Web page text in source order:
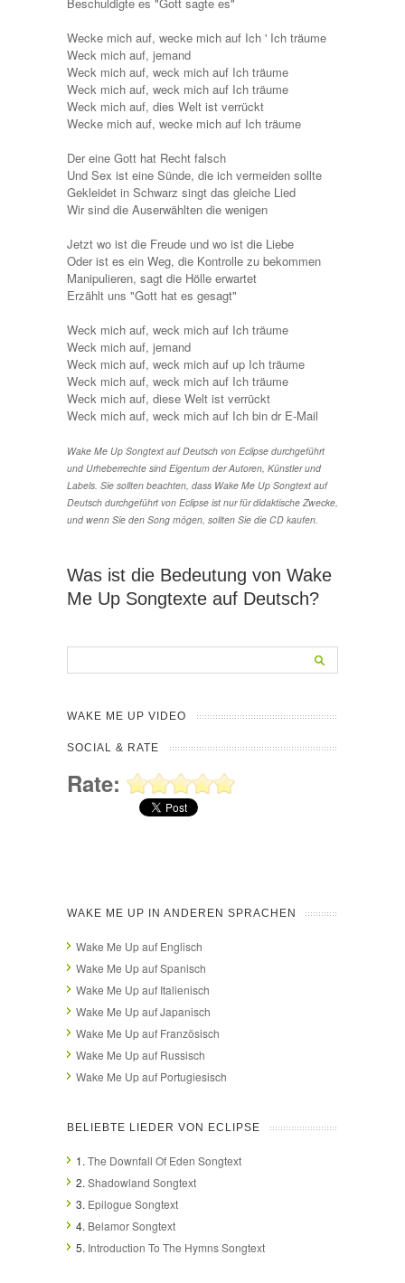
Wecke mich auf, wecke mich auf Ich ' Ich träume
Weck mich auf, jemand
Weck mich auf, weck mich auf Ich träume
Weck mich auf, weck mich auf Ich träume
Weck mich auf, dies Welt ist verrückt
Wecke mich auf, wecke mich auf Ich träume
Der eine Gott hat Recht falsch
Und Sex ist eine Sünde, die ich vermeiden sollte
Gekleidet in Schwarz singt das gleiche Lied
Wir sind die Auserwählten die wenigen
Jetzt wo ist die Freude und wo ist die Liebe
Oder ist es ein Weg, die Kontrolle zu bekommen
Manipulieren, sagt die Hölle erwartet
Erzählt uns "Gott hat es gesagt"
Weck mich auf, weck mich auf Ich träume
Weck mich auf, jemand
Weck mich auf, weck mich auf up Ich träume
Weck mich auf, weck mich auf Ich träume
Weck mich auf, diese Welt ist verrückt
Weck mich auf, weck mich auf Ich bin dr E-Mail
Wake Me Up Songtext auf Deutsch von Eclipse durchgeführt
und Urheberrechte sind Eigentum der Autoren, Künstler und
Labels. Sie sollten beachten, dass Wake Me Up Songtext auf
Deutsch durchgeführt von Eclipse ist nur für didaktische Zwecke,
und wenn Sie den Song mögen, sollten Sie die CD kaufen.
Was ist die Bedeutung von Wake
Me Up Songtexte auf Deutsch?
WAKE ME UP VIDEO
SOCIAL & RATE
Rate:
WAKE ME UP IN ANDEREN SPRACHEN
Wake Me Up auf Englisch
Wake Me Up auf Spanisch
Wake Me Up auf Italienisch
Wake Me Up auf Japanisch
Wake Me Up auf Französisch
Wake Me Up auf Russisch
Wake Me Up auf Portugiesisch
BELIEBTE LIEDER VON ECLIPSE
1. The Downfall Of Eden Songtext
2. Shadowland Songtext
3. Epilogue Songtext
4. Belamor Songtext
5. Introduction To The Hymns Songtext